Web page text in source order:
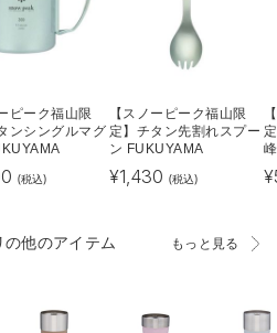
ピーク福山限
ンシングルマグ
(税込)
【スノーピーク福山限
定】チタン先割れスプー
ン FUKUYAMA
¥1,430 (税込) ¥
の他のアイテム もっと見る